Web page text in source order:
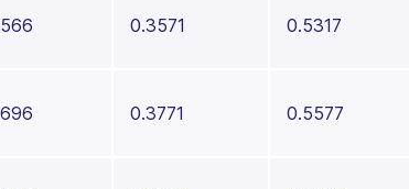
0.3571 0.5317
0.3771 0.5577